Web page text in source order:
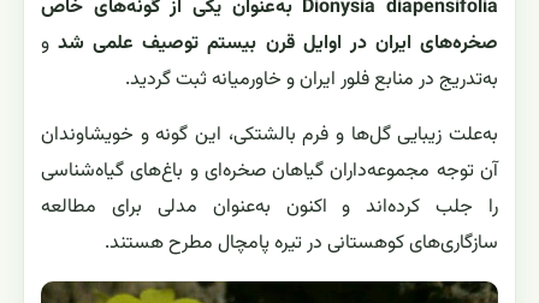
Dionysia diapensifolia به‌عنوان یکی از گونه‌های خاص
صخره‌های ایران در اوایل قرن بیستم توصیف علمی شدو
به‌تدریج در منابع فلور ایران و خاورمیانه ثبت گردید.
به‌علت زیبایی گل‌ها و فرم بالشتکی، این گونه و خویشاوندان
آن توجه مجموعه‌داران گیاهان صخره‌ای و باغ‌های گیاه‌شناسی
را جلب کرده‌اند و اکنون به‌عنوان مدلی برای مطالعه
سازگاری‌های کوهستانی در تیره پامچال مطرح هستند.